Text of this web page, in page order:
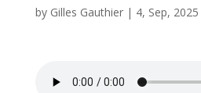
by Gilles Gauthier| 4, Sep, 2025